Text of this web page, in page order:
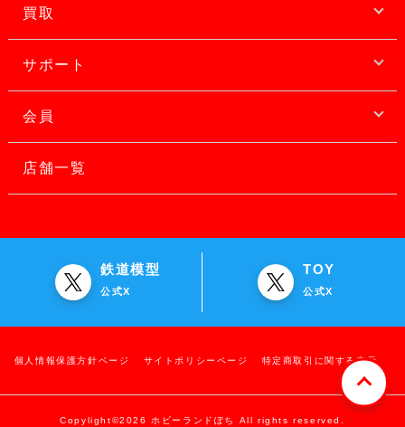
買取
サポート
会員
店舗一覧
鉄道模型
公式X
TOY
公式X
個人情報保護方針ページ サイトポリシーページ 特定商取引に関する表示
Copylight©2026 ホビーランドぽち All rights reserved.